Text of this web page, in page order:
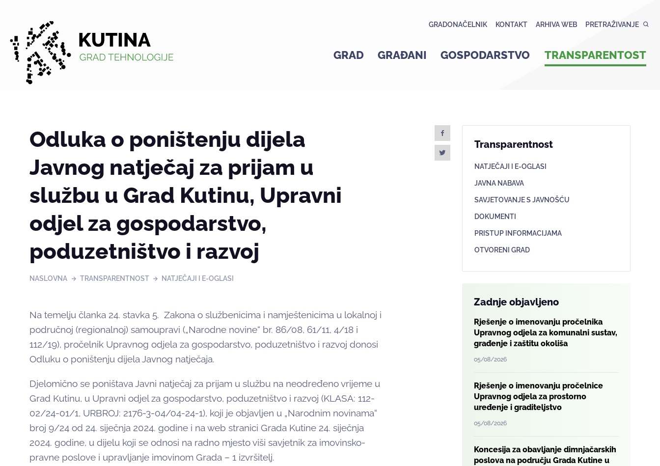
Kutina
GRADONAČELNIK KONTAKT ARHIVA WEB PRETRAŽIVANJE
GRAD GRAĐANI GOSPODARSTVO TRANSPARENTOST
Odluka o poništenju dijela
Javnog natječaj za prijam u
službu u Grad Kutinu, Upravni
odjel za gospodarstvo,
poduzetništvo i razvoj
NASLOVNA TRANSPARENTNOST NATJEČAJI I E-OGLASI
Na temelju članka 24. stavka 5. Zakona o službenicima i namještenicima u lokalnoj i
područnoj (regionalnoj) samoupravi („Narodne novine“ br. 86/08, 61/11, 4/18 i
112/19), pročelnik Upravnog odjela za gospodarstvo, poduzetništvo i razvoj donosi
Odluku o poništenju dijela Javnog natječaja.
Djelomično se poništava Javni natječaj za prijam u službu na neodređeno vrijeme u
Grad Kutinu, u Upravni odjel za gospodarstvo, poduzetništvo i razvoj (KLASA: 112-
02/24-01/1, URBROJ: 2176-3-04/04-24-1), koji je objavljen u „Narodnim novinama“
broj 9/24 od 24. siječnja 2024. godine i na web stranici Grada Kutine 24. siječnja
2024. godine, u dijelu koji se odnosi na radno mjesto viši savjetnik za imovinsko-
pravne poslove i upravljanje imovinom Grada – 1 izvršitelj.
Transparentnost
NATJEČAJI I E-OGLASI
JAVNA NABAVA
SAVJETOVANJE S JAVNOŠĆU
DOKUMENTI
PRISTUP INFORMACIJAMA
OTVORENI GRAD
Zadnje objavljeno
Rješenje o imenovanju pročelnika
Upravnog odjela za komunalni sustav,
građenje i zaštitu okoliša
05/08/2026
Rješenje o imenovanju pročelnice
Upravnog odjela za prostorno
uređenje i graditeljstvo
05/08/2026
Koncesija za obavljanje dimnjačarskih
poslova na području Grada Kutine u